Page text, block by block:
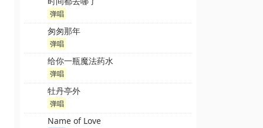
弹唱
匆匆那年
弹唱
给你一瓶魔法药水
弹唱
牡丹亭外
弹唱
Name of Love